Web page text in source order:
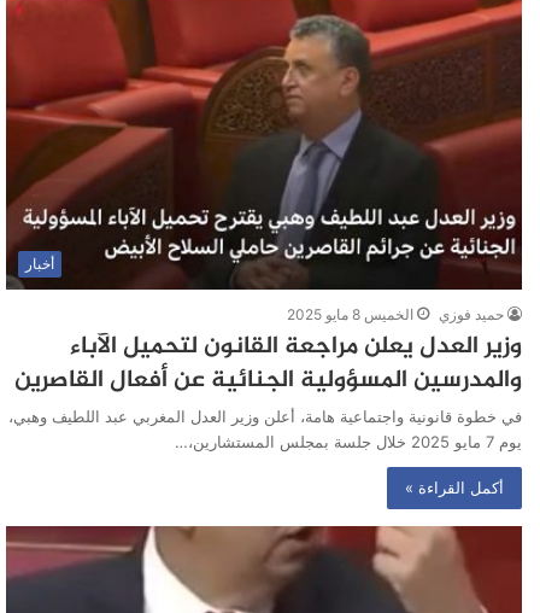
أخبار
حميد فوزي الخميس 8 مايو 2025
وزير العدل يعلن مراجعة القانون لتحميل الآباء
والمدرسين المسؤولية الجنائية عن أفعال القاصرين
في خطوة قانونية واجتماعية هامة، أعلن وزير العدل المغربي عبد اللطيف وهبي،
يوم 7 مايو 2025 خلال جلسة بمجلس المستشارين،…
أكمل القراءة »